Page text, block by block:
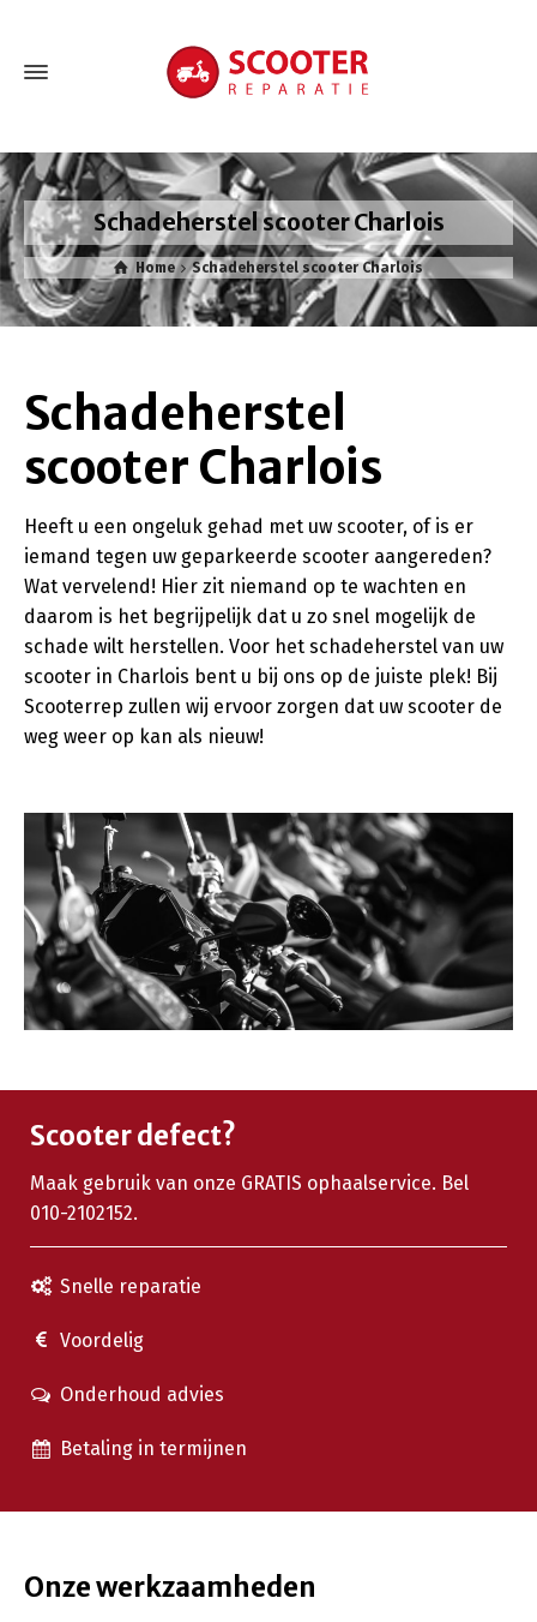
Schadeherstel scooter Charlois
Home Schadeherstel scooter Charlois
Schadeherstel
scooter Charlois
Heeft u een ongeluk gehad met uw scooter, of is er
iemand tegen uw geparkeerde scooter aangereden?
Wat vervelend! Hier zit niemand op te wachten en
daarom is het begrijpelijk dat u zo snel mogelijk de
schade wilt herstellen. Voor het schadeherstel van uw
scooter in Charlois bent u bij ons op de juiste plek! Bij
Scooterrep zullen wij ervoor zorgen dat uw scooter de
weg weer op kan als nieuw!
Scooter defect?
Maak gebruik van onze GRATIS ophaalservice. Bel
010-2102152.
Snelle reparatie
Voordelig
Onderhoud advies
Betaling in termijnen
Onze werkzaamheden